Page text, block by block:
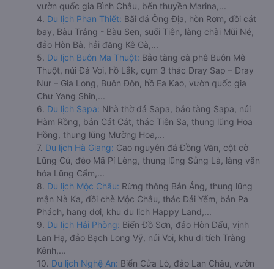
vườn quốc gia Bình Châu, bến thuyền Marina,...
4. Du lịch Phan Thiết: Bãi đá Ông Địa, hòn Rơm, đồi cát
bay, Bàu Trắng - Bàu Sen, suối Tiên, làng chài Mũi Né,
đảo Hòn Bà, hải đăng Kê Gà,...
5. Du lịch Buôn Ma Thuột: Bảo tàng cà phê Buôn Mê
Thuột, núi Đá Voi, hồ Lắk, cụm 3 thác Dray Sap – Dray
Nur – Gia Long, Buôn Đôn, hồ Ea Kao, vườn quốc gia
Chư Yang Shin,...
6. Du lịch Sapa: Nhà thờ đá Sapa, bảo tàng Sapa, núi
Hàm Rồng, bản Cát Cát, thác Tiên Sa, thung lũng Hoa
Hồng, thung lũng Mường Hoa,...
7. Du lịch Hà Giang: Cao nguyên đá Đồng Văn, cột cờ
Lũng Cú, đèo Mã Pí Lèng, thung lũng Sủng Là, làng văn
hóa Lũng Cẩm,...
8. Du lịch Mộc Châu: Rừng thông Bản Áng, thung lũng
mận Nà Ka, đồi chè Mộc Châu, thác Dải Yếm, bản Pa
Phách, hang dơi, khu du lịch Happy Land,...
9. Du lịch Hải Phòng: Biển Đồ Sơn, đảo Hòn Dấu, vịnh
Lan Hạ, đảo Bạch Long Vỹ, núi Voi, khu di tích Tràng
Kênh,...
10. Du lịch Nghệ An: Biển Cửa Lò, đảo Lan Châu, vườn